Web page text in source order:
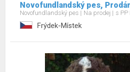
Novofundlandský pes,
Novofundlandský pes Na prodej s PP
Frýdek-Místek